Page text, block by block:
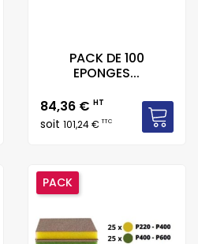
PACK DE 100
EPONGES...
Prix
84,36 € HT
soit 101,24 €TTC
PACK